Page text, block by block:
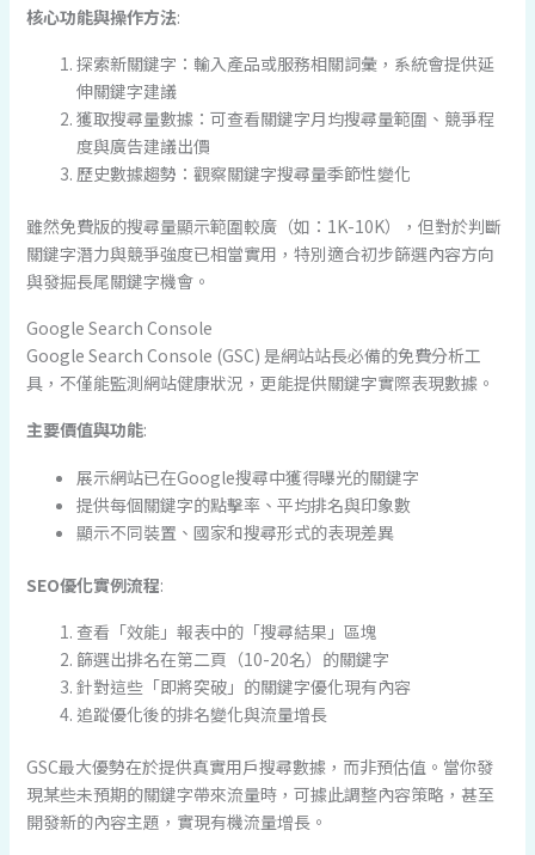
核心功能與操作方法:
探索新關鍵字：輸入產品或服務相關詞彙，系統會提供延
伸關鍵字建議
獲取搜尋量數據：可查看關鍵字月均搜尋量範圍、競爭程
度與廣告建議出價
歷史數據趨勢：觀察關鍵字搜尋量季節性變化
雖然免費版的搜尋量顯示範圍較廣（如：1K-10K），但對於判斷
關鍵字潛力與競爭強度已相當實用，特別適合初步篩選內容方向
與發掘長尾關鍵字機會。
Google Search Console
Google Search Console (GSC) 是網站站長必備的免費分析工
具，不僅能監測網站健康狀況，更能提供關鍵字實際表現數據。
主要價值與功能:
展示網站已在Google搜尋中獲得曝光的關鍵字
提供每個關鍵字的點擊率、平均排名與印象數
顯示不同裝置、國家和搜尋形式的表現差異
SEO優化實例流程:
查看「效能」報表中的「搜尋結果」區塊
篩選出排名在第二頁（10-20名）的關鍵字
針對這些「即將突破」的關鍵字優化現有內容
追蹤優化後的排名變化與流量增長
GSC最大優勢在於提供真實用戶搜尋數據，而非預估值。當你發
現某些未預期的關鍵字帶來流量時，可據此調整內容策略，甚至
開發新的內容主題，實現有機流量增長。